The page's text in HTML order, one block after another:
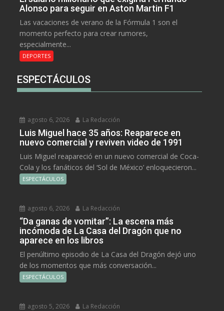
Alonso para seguir en Aston Martin F1
Las vacaciones de verano de la Fórmula 1 son el
momento perfecto para crear rumores,
especialmente...
DEPORTES
ESPECTÁCULOS
agosto 6, 2026 La Redacción
Luis Miguel hace 35 años: Reaparece en
nuevo comercial y reviven video de 1991
Luis Miguel reapareció en un nuevo comercial de Coca-
Cola y los fanáticos del ‘Sol de México’ enloquecieron...
ESPECTÁCULOS
agosto 6, 2026 La Redacción
“Da ganas de vomitar”: La escena más
incómoda de La Casa del Dragón que no
aparece en los libros
El penúltimo episodio de La Casa del Dragón dejó uno
de los momentos que más conversación...
ESPECTÁCULOS
agosto 5, 2026 La Redacción